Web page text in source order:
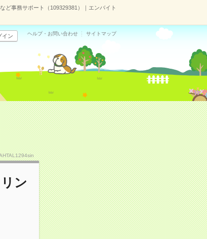
ど事務サポート（109329381）｜エンバイト
イン ヘルプ・お問い合わせ サイトマップ
ン